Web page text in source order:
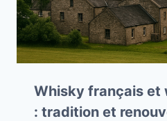
Whisky français et
: tradition et